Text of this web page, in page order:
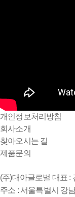
개인정보처리방침
회사소개
찾아오시는 길
제품문의
(주)대아글로벌 대표 :
주소 : 서울특별시 강